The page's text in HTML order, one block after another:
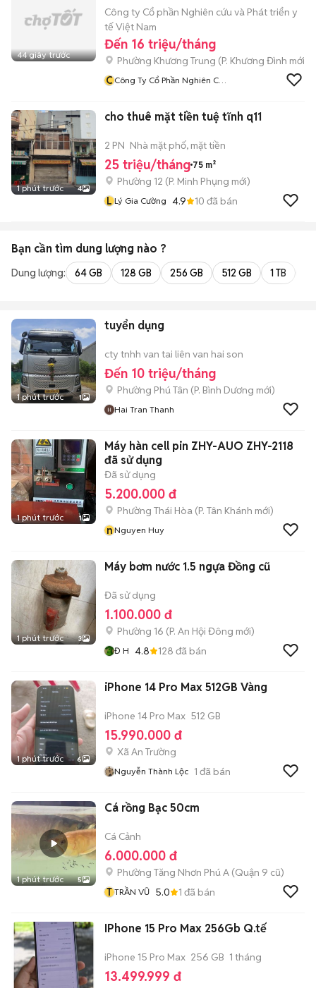
44 giây trước
Công ty Cổ phần Nghiên cứu và Phát triển y
tế Việt Nam
Đến 16 triệu/tháng
Phường Khương Trung (P. Khương Đình mới)
CCông Ty Cổ Phần Nghiên Cứu
1 phút trước 4
cho thuê mặt tiền tuệ tĩnh q11
2 PN Nhà mặt phố, mặt tiền
25 triệu/tháng 75 m²
Phường 12 (P. Minh Phụng mới)
L Lý Gia Cường 4.9 10 đã bán
Bạn cần tìm dung lượng nào ?
Dung lượng: 64 GB 128 GB 256 GB 512 GB 1 TB
1 phút trước 1
tuyển dụng
cty tnhh van tai liên van hai son
Đến 10 triệu/tháng
Phường Phú Tân (P. Bình Dương mới)
Hai Tran Thanh
1 phút trước 1
Máy hàn cell pin ZHY-AUO ZHY-2118
đã sử dụng
Đã sử dụng
5.200.000 đ
Phường Thái Hòa (P. Tân Khánh mới)
nNguyen Huy
1 phút trước 3
Máy bơm nước 1.5 ngựa Đồng cũ
Đã sử dụng
1.100.000 đ
Phường 16 (P. An Hội Đông mới)
Đ H 4.8 128 đã bán
1 phút trước 6
iPhone 14 Pro Max 512GB Vàng
iPhone 14 Pro Max 512 GB
15.990.000 đ
Xã An Trường
Nguyễn Thành Lộc 1 đã bán
1 phút trước 5
Cá rồng Bạc 50cm
Cá Cảnh
6.000.000 đ
Phường Tăng Nhơn Phú A (Quận 9 cũ)
T TRẦN VŨ 5.0 1 đã bán
IPhone 15 Pro Max 256Gb Q.tế
iPhone 15 Pro Max 256 GB 1 tháng
13.499.999 đ